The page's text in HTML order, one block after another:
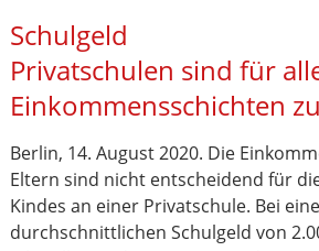
Schulgeld
Privatschulen sind für
Einkommensschichten
Berlin, 14. August 2020. Die
Eltern sind nicht entscheidend für
Kindes an einer Privatschule. Bei
durchschnittlichen Schulgeld von